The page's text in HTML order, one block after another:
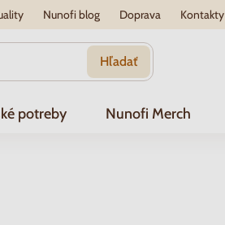
Nunofi blog Doprava Kontakty
Hľadať
potreby Nunofi Merch